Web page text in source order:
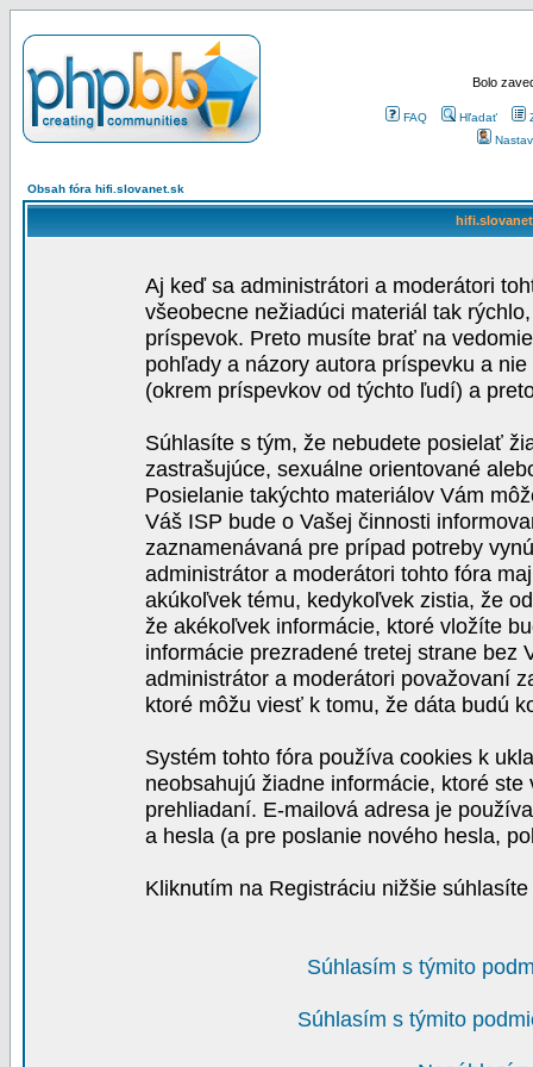
Bolo
FAQ Hľadať
Obsah fóra hifi.slovanet.sk
Aj keď sa administrátori a moderátori
všeobecne nežiadúci materiál tak
príspevok. Preto musíte brať na
pohľady a názory autora príspevku a
(okrem príspevkov od týchto ľudí) a
Súhlasíte s tým, že nebudete posielať
zastrašujúce, sexuálne orientované
Posielanie takýchto materiálov Vám
Váš ISP bude o Vašej činnosti
zaznamenávaná pre prípad potreby
administrátor a moderátori tohto fóra
akúkoľvek tému, kedykoľvek zistia, že
že akékoľvek informácie, ktoré vložíte
informácie prezradené tretej strane bez
administrátor a moderátori považovaní
ktoré môžu viesť k tomu, že dáta budú
Systém tohto fóra používa cookies k
neobsahujú žiadne informácie, ktoré
prehliadaní. E-mailová adresa je
a hesla (a pre poslanie nového hesla,
Kliknutím na Registráciu nižšie
Súhlasím s týmito
Súhlasím s týmito